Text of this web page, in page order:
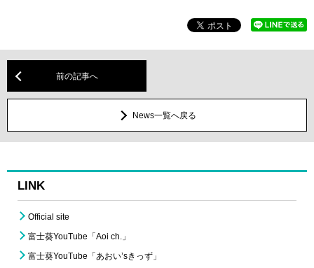
前の記事へ
News一覧へ戻る
LINK
Official site
富士葵YouTube「Aoi ch.」
富士葵YouTube「あおい’sきっず」